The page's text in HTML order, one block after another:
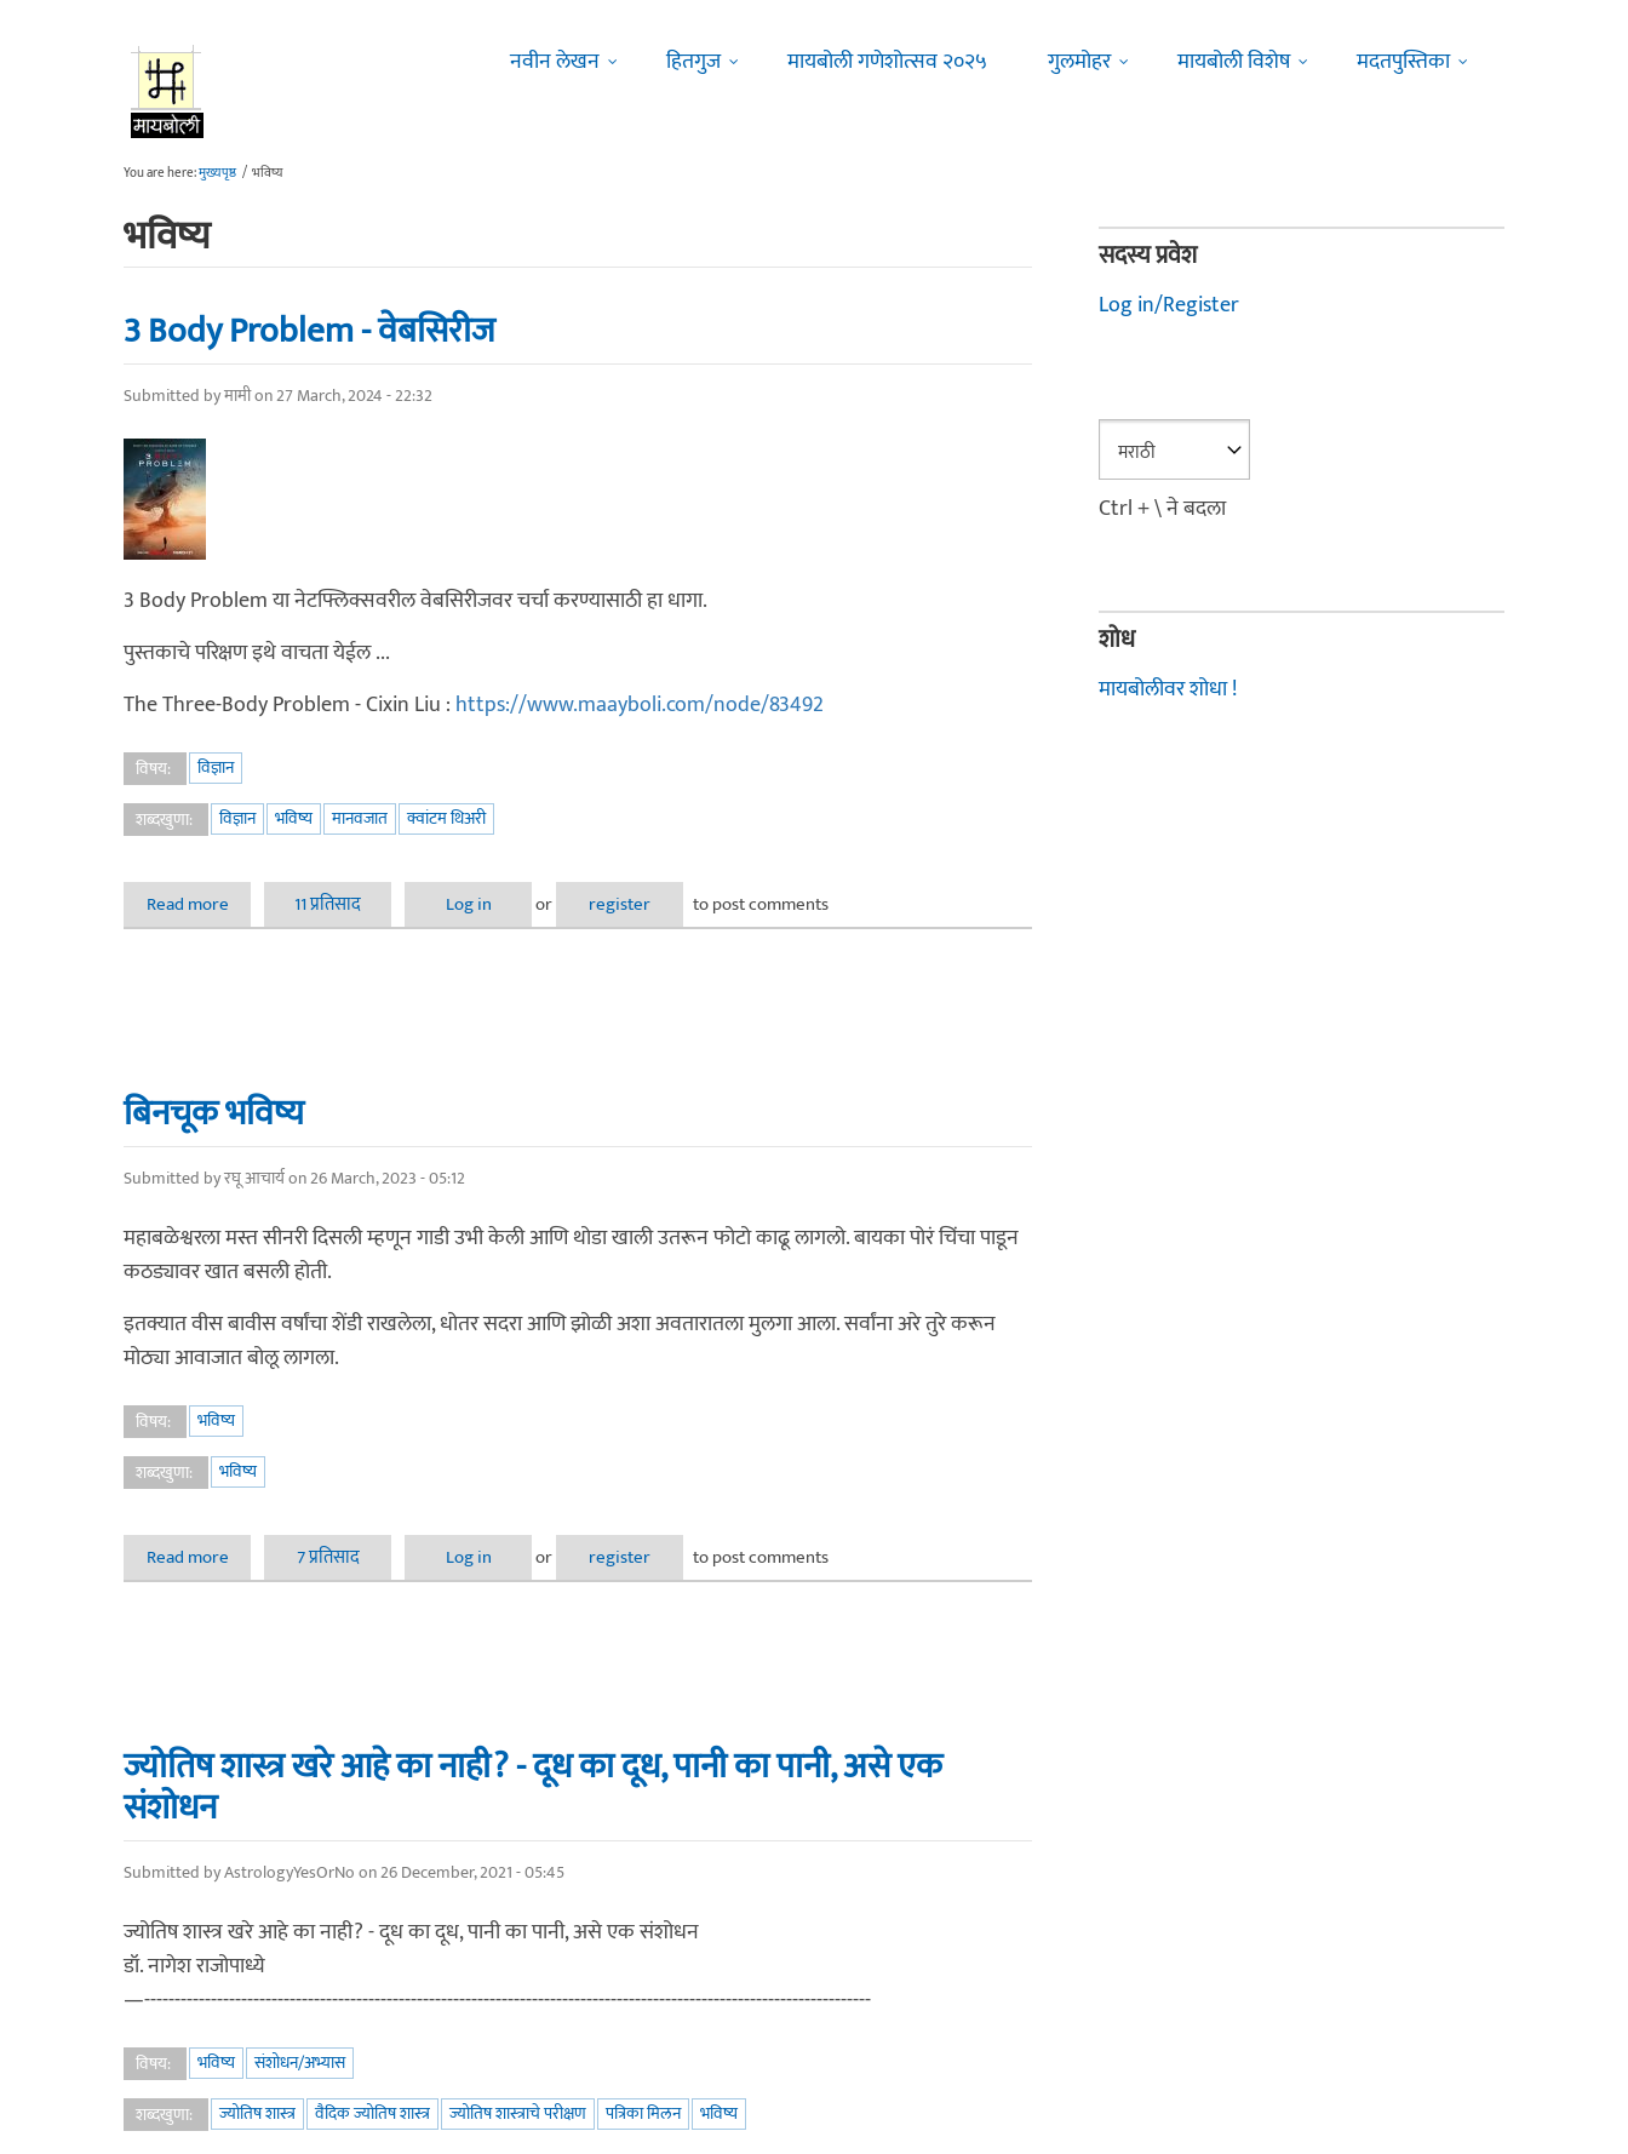
नवीन लेखन
हितगुज मायबोली गणेशोत्सव २०२५ गुलमोहर मायबोली विशेष मदतपुस्तिका
You are here:मुख्यपृष्ठ / भविष्य
भविष्य
3 Body Problem - वेबसिरीज
Submitted byमामीon 27 March, 2024 - 22:32
3 Body Problem या नेटफ्लिक्सवरील वेबसिरीजवर चर्चा करण्यासाठी हा धागा.
पुस्तकाचे परिक्षण इथे वाचता येईल ...
The Three-Body Problem - Cixin Liu : https://www.maayboli.com/node/83492
विषय:
विज्ञान
शब्दखुणा:
विज्ञान भविष्य मानवजात क्वांटम थिअरी
Read more about 3 Body Problem - वेबसिरीज
11 प्रतिसाद Log in or register to post comments
बिनचूक भविष्य
Submitted byरघू आचार्यon 26 March, 2023 - 05:12
महाबळेश्वरला मस्त सीनरी दिसली म्हणून गाडी उभी केली आणि थोडा खाली उतरून फोटो काढू लागलो. बायका पोरं चिंचा पाडून
कठड्यावर खात बसली होती.
इतक्यात वीस बावीस वर्षांचा शेंडी राखलेला, धोतर सदरा आणि झोळी अशा अवतारातला मुलगा आला. सर्वांना अरे तुरे करून
मोठ्या आवाजात बोलू लागला.
विषय:
भविष्य
शब्दखुणा:
भविष्य
Read more about बिनचूक भविष्य
7 प्रतिसाद Log in or register to post comments
ज्योतिष शास्त्र खरे आहे का नाही? - दूध का दूध, पानी का पानी, असे एक
संशोधन
Submitted byAstrologyYesOrNoon 26 December, 2021 - 05:45
ज्योतिष शास्त्र खरे आहे का नाही? - दूध का दूध, पानी का पानी, असे एक संशोधन
डॉ. नागेश राजोपाध्ये
—------------------------------------------------------------------------------------------------------------------------
विषय: भविष्य
संशोधन/अभ्यास
शब्दखुणा:
ज्योतिष शास्त्र वैदिक ज्योतिष शास्त्र ज्योतिष शास्त्राचे परीक्षण पत्रिका मिलन भविष्य
सदस्य प्रवेश
Log in/Register
Ctrl + \ ने बदला
शोध
मायबोलीवर शोधा !